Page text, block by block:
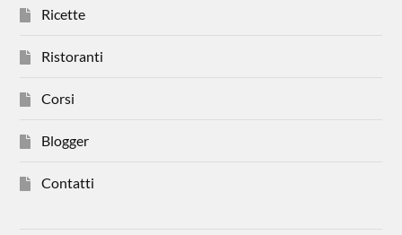
Ricette
Ristoranti
Corsi
Blogger
Contatti